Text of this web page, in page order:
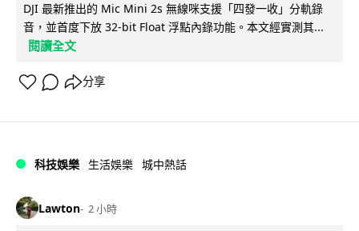
DJI 最新推出的 Mic Mini 2s 無線咪支援「四發一收」分軌錄
音，並首度下放 32-bit Float 浮點內錄功能。本文經實測其...
閱讀全文
分享
科技娛樂 生活娛樂 城中熱話
Lawton 2 小時